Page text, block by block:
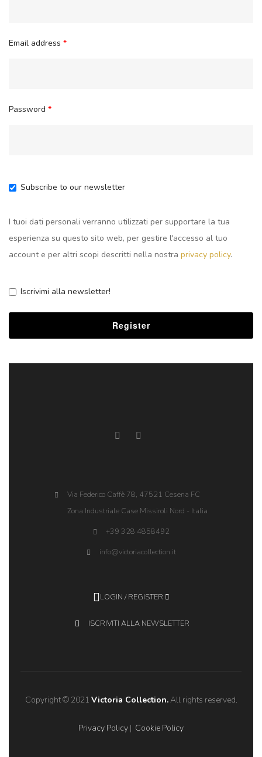
Email address *
Password *
Subscribe to our newsletter
I tuoi dati personali verranno utilizzati per supportare la tua
esperienza su questo sito web, per gestire l'accesso al tuo
account e per altri scopi descritti nella nostra privacy policy.
Iscrivimi alla newsletter!
Register
Via Federico Caffè 78, 47521 Cesena FC
Zona Industriale Case Missiroli Nord - Italia
+39 328 4858492
info@victoriacollection.it
LOGIN / REGISTER
ISCRIVITI ALLA NEWSLETTER
Copyright © 2021 Victoria Collection.All rights reserved.
Privacy Policy | Cookie Policy